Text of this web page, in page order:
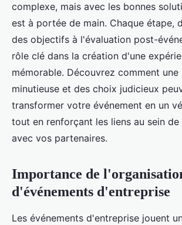
complexe, mais avec les bonnes
est à portée de main. Chaque étape,
des objectifs à l'évaluation post-
rôle clé dans la création d'une
mémorable. Découvrez comment
minutieuse et des choix judicieux
transformer votre événement en un
tout en renforçant les liens au sein
avec vos partenaires.
Importance de
d'événements d'entreprise
Les événements d'entreprise jouent